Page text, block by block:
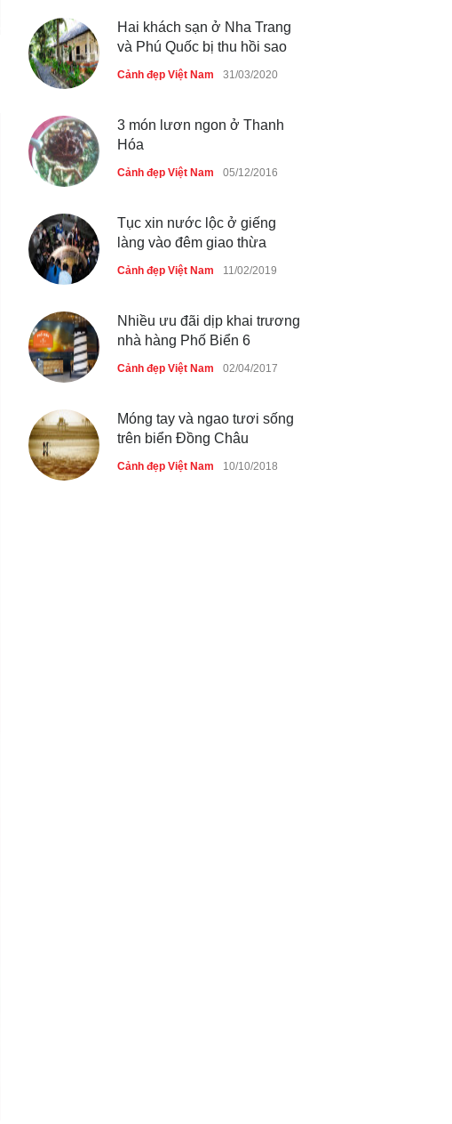
Hai khách sạn ở Nha Trang
và Phú Quốc bị thu hồi sao
Cảnh đẹp Việt Nam 31/03/2020
3 món lươn ngon ở Thanh
Hóa
Cảnh đẹp Việt Nam 05/12/2016
Tục xin nước lộc ở giếng
làng vào đêm giao thừa
Cảnh đẹp Việt Nam 11/02/2019
Nhiều ưu đãi dịp khai trương
nhà hàng Phố Biển 6
Cảnh đẹp Việt Nam 02/04/2017
Móng tay và ngao tươi sống
trên biển Đồng Châu
Cảnh đẹp Việt Nam 10/10/2018